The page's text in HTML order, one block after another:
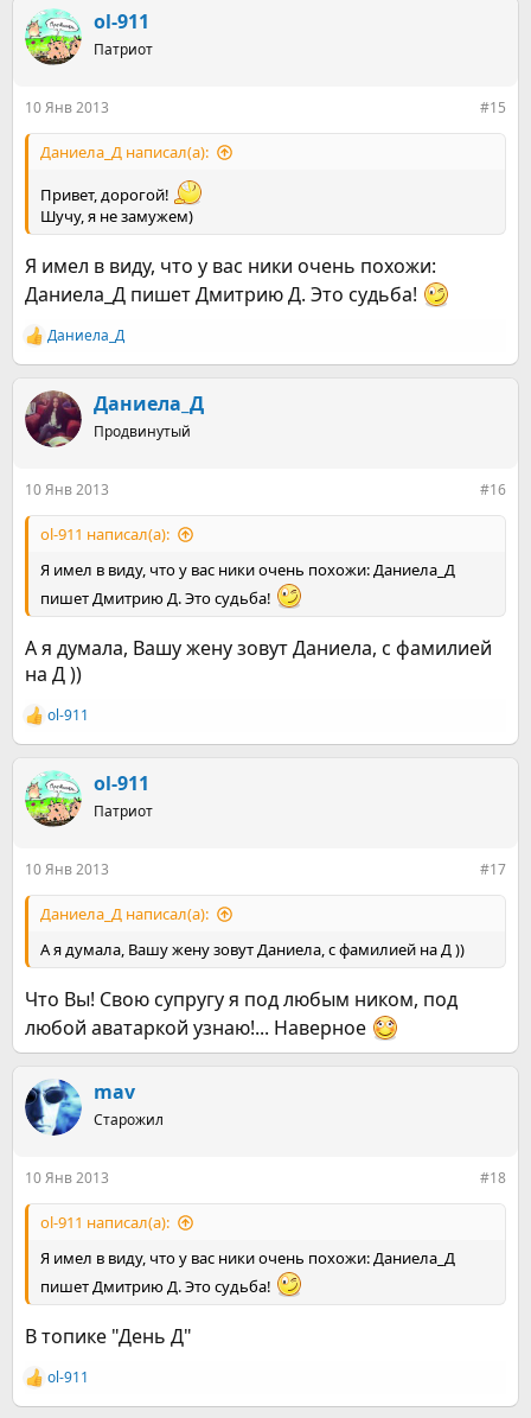
ol-911
Патриот
10 Янв 2013 #15
Даниела_Д написал(а):
Привет, дорогой!
Шучу, я не замужем)
Я имел в виду, что у вас ники очень похожи:
Даниела_Д пишет Дмитрию Д. Это судьба!
Р
е
к
ц
и
Даниела_Д
Даниела_Д
Продвинутый
10 Янв 2013 #16
ol-911 написал(а):
Я имел в виду, что у вас ники очень похожи: Даниела_Д
пишет Дмитрию Д. Это судьба!
А я думала, Вашу жену зовут Даниела, с фамилией
на Д ))
Р
е
к
ц
и
ol-911
ol-911
Патриот
10 Янв 2013 #17
Даниела_Д написал(а):
А я думала, Вашу жену зовут Даниела, с фамилией на Д ))
Что Вы! Свою супругу я под любым ником, под
любой аватаркой узнаю!... Наверное
mav
Старожил
10 Янв 2013 #18
ol-911 написал(а):
Я имел в виду, что у вас ники очень похожи: Даниела_Д
пишет Дмитрию Д. Это судьба!
В топике "День Д"
Р
е
ol-911